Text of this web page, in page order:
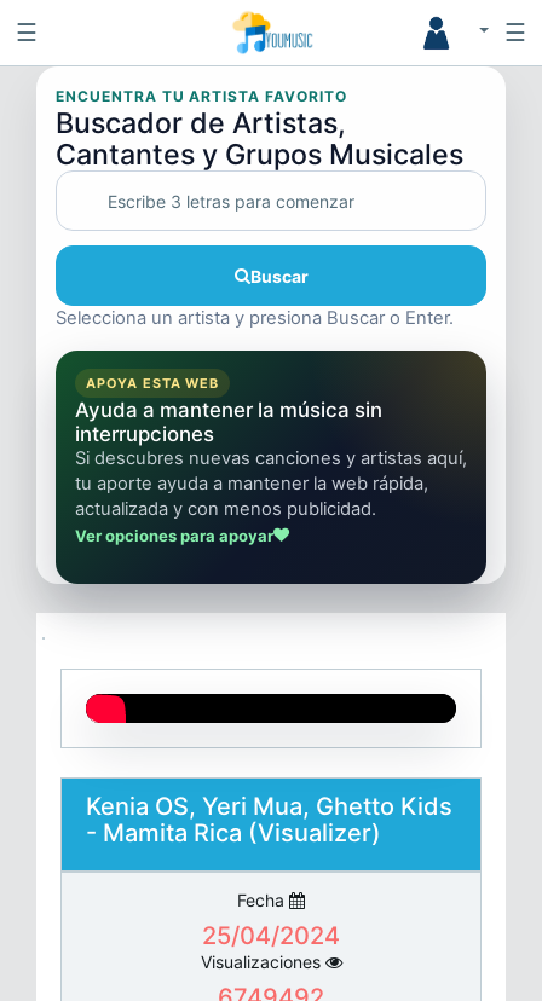
☰ ☰
ENCUENTRA TU ARTISTA FAVORITO
Buscador de Artistas,
Cantantes y Grupos Musicales
Buscar
Selecciona un artista y presiona Buscar o Enter.
APOYA ESTA WEB
Ayuda a mantener la música sin
interrupciones
Si descubres nuevas canciones y artistas aquí,
tu aporte ayuda a mantener la web rápida,
actualizada y con menos publicidad.
Ver opciones para apoyar
Kenia OS, Yeri Mua, Ghetto Kids
- Mamita Rica (Visualizer)
Fecha
25/04/2024
Visualizaciones